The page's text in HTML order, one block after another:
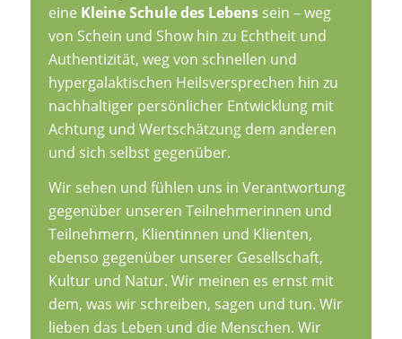
eine Kleine Schule des Lebenssein – weg
von Schein und Show hin zu Echtheit und
Authentizität, weg von schnellen und
hypergalaktischen Heilsversprechen hin zu
nachhaltiger persönlicher Entwicklung mit
Achtung und Wertschätzung dem anderen
und sich selbst gegenüber.
Wir sehen und fühlen uns in Verantwortung
gegenüber unseren Teilnehmerinnen und
Teilnehmern, Klientinnen und Klienten,
ebenso gegenüber unserer Gesellschaft,
Kultur und Natur. Wir meinen es ernst mit
dem, was wir schreiben, sagen und tun. Wir
lieben das Leben und die Menschen. Wir